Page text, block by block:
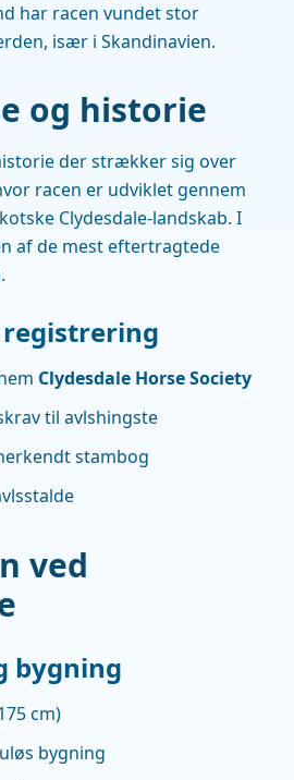
har racen vundet stor
især i Skandinavien.
og historie
der strækker sig over
racen er udviklet gennem
Clydesdale-landskab. I
af de mest eftertragtede
registrering
Clydesdale Horse Society
til avlshingste
stambog
ved
bygning
cm)
bygning